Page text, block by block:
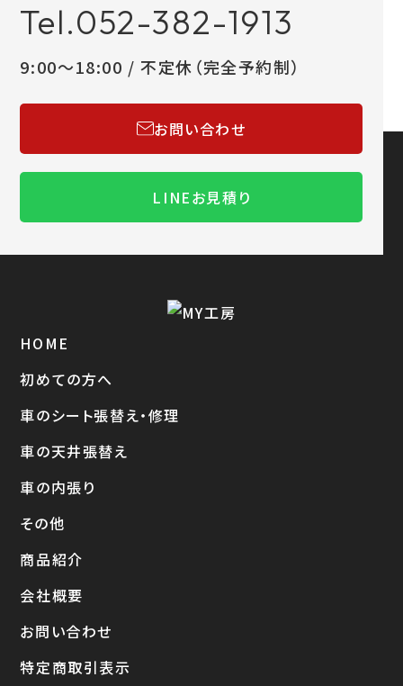
Tel.052-382-1913
9:00～18:00 / 不定休（完全予約制）
お問い合わせ
LINEお見積り
HOME
初めての方へ
車のシート張替え・修理
車の天井張替え
車の内張り
その他
商品紹介
会社概要
お問い合わせ
特定商取引表示